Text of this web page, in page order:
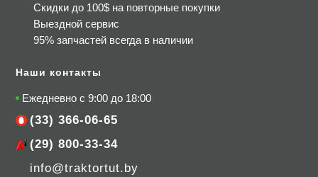
Скидки до 100$ на повторные покупки
Выездной сервис
95% запчастей всегда в наличии
Наши контакты
Ежедневно с 9:00 до 18:00
(33) 366-06-65
(29) 800-33-34
info@traktortut.by